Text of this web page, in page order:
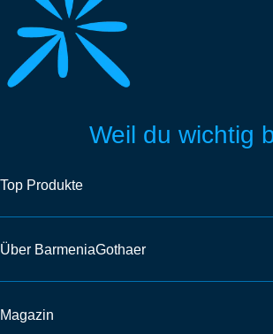
Weil du wichtig
Top Produkte
Über BarmeniaGothaer
Magazin